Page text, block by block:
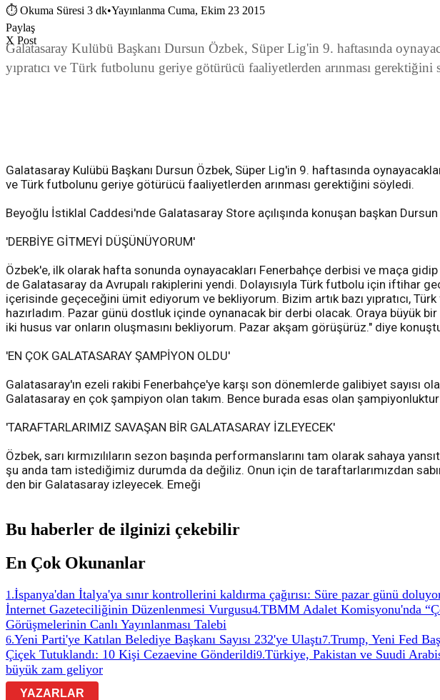
⏱ Okuma Süresi 3 dk•Yayınlanma Cuma, Ekim 23 2015
Paylaş
X Post
Galatasaray Kulübü Başkanı Dursun Özbek, Süper Lig'in 9. haftasında
yıpratıcı ve Türk futbolunu geriye götürücü faaliyetlerden arınması gerektiğini
Galatasaray Kulübü Başkanı Dursun Özbek, Süper Lig'in 9. haftasında
ve Türk futbolunu geriye götürücü faaliyetlerden arınması gerektiğini söyledi.
Beyoğlu İstiklal Caddesi'nde Galatasaray Store açılışında konuşan başkan
'DERBİYE GİTMEYİ DÜŞÜNÜYORUM'
Özbek'e, ilk olarak hafta sonunda oynayacakları Fenerbahçe derbisi ve maça
de Galatasaray da Avrupalı rakiplerini yendi. Dolayısıyla Türk futbolu için iftihar
içerisinde geçeceğini ümit ediyorum ve bekliyorum. Bizim artık bazı yıpratıcı,
hazırladım. Pazar günü dostluk içinde oynanacak bir derbi olacak. Oraya büyük
iki husus var onların oluşmasını bekliyorum. Pazar akşam görüşürüz." diye
'EN ÇOK GALATASARAY ŞAMPİYON OLDU'
Galatasaray'ın ezeli rakibi Fenerbahçe'ye karşı son dönemlerde galibiyet sayısı
Galatasaray en çok şampiyon olan takım. Bence burada esas olan
'TARAFTARLARIMIZ SAVAŞAN BİR GALATASARAY İZLEYECEK'
Özbek, sarı kırmızılıların sezon başında performanslarını tam olarak sahaya
şu anda tam istediğimiz durumda da değiliz. Onun için de taraftarlarımızdan
den bir Galatasaray izleyecek. Emeği
Bu haberler de ilginizi çekebilir
En Çok Okunanlar
1 .İspanya'dan İtalya'ya sınır kontrollerini kaldırma çağırısı: Süre pazar günü
İnternet Gazeteciliğinin Düzenlenmesi Vurgusu4.TBMM Adalet Komisyonu'nda
Görüşmelerinin Canlı Yayınlanması Talebi
6.Yeni Parti'ye Katılan Belediye Başkanı Sayısı 232'ye Ulaştı7.Trump, Yeni Fed
Çiçek Tutuklandı: 10 Kişi Cezaevine Gönderildi9.Türkiye, Pakistan ve Suudi
büyük zam geliyor
YAZARLAR